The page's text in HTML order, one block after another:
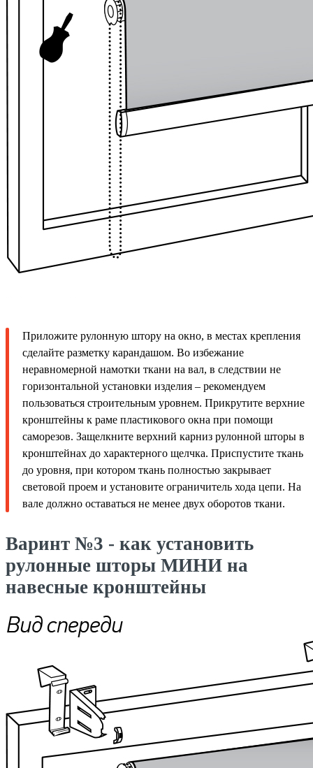
Приложите рулонную штору на окно, в местах крепления
сделайте разметку карандашом. Во избежание
неравномерной намотки ткани на вал, в следствии не
горизонтальной установки изделия – рекомендуем
пользоваться строительным уровнем. Прикрутите верхние
кронштейны к раме пластикового окна при помощи
саморезов. Защелкните верхний карниз рулонной шторы в
кронштейнах до характерного щелчка. Приспустите ткань
до уровня, при котором ткань полностью закрывает
световой проем и установите ограничитель хода цепи. На
вале должно оставаться не менее двух оборотов ткани.
Варинт №3 - как установить
рулонные шторы МИНИ на
навесные кронштейны